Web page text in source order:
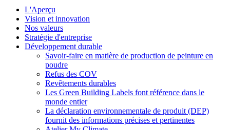
L'Aperçu
Vision et innovation
Nos valeurs
Stratégie d'entreprise
Développement durable
Savoir-faire en matière de production de peinture en
poudre
Refus des COV
Revêtements durables
Les Green Building Labels font référence dans le
monde entier
La déclaration environnementale de produit (DEP)
fournit des informations précises et pertinentes